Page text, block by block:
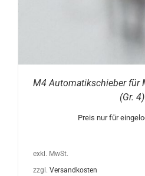
M4 Automatikschieber für
(Gr. 4)
Preis nur für
exkl. MwSt.
zzgl. Versandkosten